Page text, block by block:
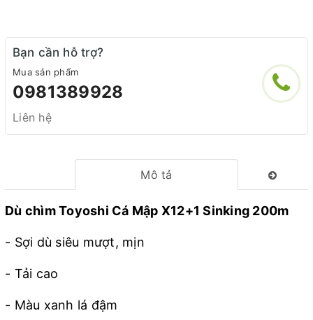
Bạn cần hỗ trợ?
Mua sản phẩm
0981389928
Liên hệ
Mô tả
Dù chìm Toyoshi Cá Mập X12+1 Sinking 200m
- Sợi dù siêu mượt, mịn
- Tải cao
- Màu xanh lá đậm